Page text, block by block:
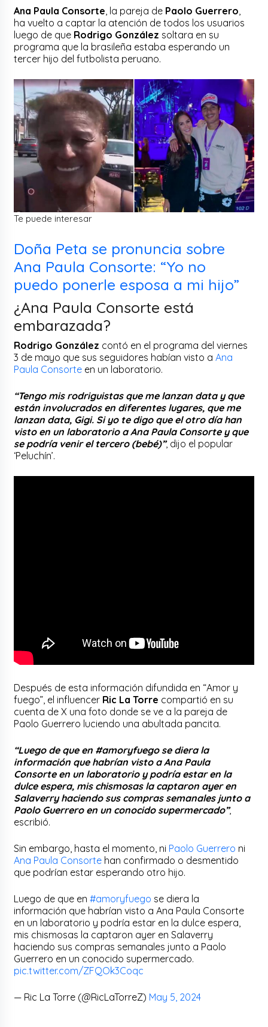
Ana Paula Consorte , la pareja de Paolo Guerrero
ha vuelto a captar la atención de todos los usuarios
luego de que Rodrigo González soltara en su
programa que la brasileña estaba esperando un
tercer hijo del futbolista peruano.
Te puede interesar
Doña Peta se pronuncia sobre
Ana Paula Consorte: “Yo no
puedo ponerle esposa a mi hijo”
¿Ana Paula Consorte está
embarazada?
Rodrigo González contó en el programa del viernes
3 de mayo que sus seguidores habían visto aAna
Paula Consorte en un laboratorio.
“Tengo mis rodriguistas que me lanzan data y que
están involucrados en diferentes lugares, que me
lanzan data, Gigi. Si yo te digo que el otro día han
visto en un laboratorio a Ana Paula Consorte y que
se podría venir el tercero (bebé)”, dijo el popular
‘Peluchín’.
Después de esta información difundida en “Amor y
fuego”, el influencer Ric La Torre compartió en su
cuenta de X una foto donde se ve a la pareja de
Paolo Guerrero luciendo una abultada pancita.
“Luego de que en #amoryfuego se diera la
información que habrían visto a Ana Paula
Consorte en un laboratorio y podría estar en la
dulce espera, mis chismosas la captaron ayer en
Salaverry haciendo sus compras semanales junto a
Paolo Guerrero en un conocido supermercado”,
escribió.
Sin embargo, hasta el momento, ni Paolo Guerrero ni
Ana Paula Consorte han confirmado o desmentido
que podrían estar esperando otro hijo.
Luego de que en#amoryfuego se diera la
información que habrían visto a Ana Paula Consorte
en un laboratorio y podría estar en la dulce espera,
mis chismosas la captaron ayer en Salaverry
haciendo sus compras semanales junto a Paolo
Guerrero en un conocido supermercado.
pic.twitter.com/ZFQOk3Coqc
— Ric La Torre (@RicLaTorreZ) May 5, 2024